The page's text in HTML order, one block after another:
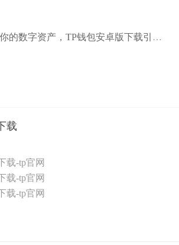
数字资产，TP钱包安卓版下载引领未来
载
载-tp官网
载-tp官网
载-tp官网